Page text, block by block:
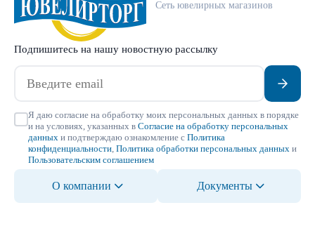
Сеть ювелирных магазинов
Подпишитесь на нашу новостную рассылку
Я даю согласие на обработку моих персональных данных в порядке
и на условиях, указанных в Согласие на обработку персональных
данных и подтверждаю ознакомление с Политика
конфиденциальности Политика обработки персональных данных и
Пользовательским соглашением
О компании Документы